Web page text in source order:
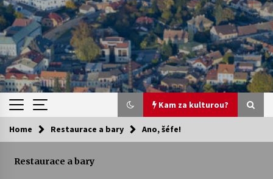
Kam za kulturou?
Kam za kulturou?
Home Restaurace a bary Ano, šéfe!
Restaurace a bary